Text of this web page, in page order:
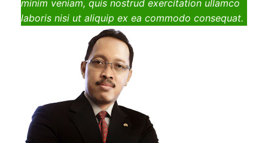
minim veniam, quis nostrud exercitation ullamco
laboris nisi ut aliquip ex ea commodo consequat.